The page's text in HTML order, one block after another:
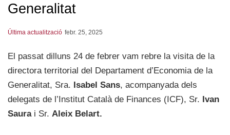
Generalitat
Última actualització febr. 25, 2025
El passat dilluns 24 de febrer vam rebre la visita de la
directora territorial del Departament d’Economia de la
Generalitat, Sra. Isabel Sans, acompanyada dels
delegats de l’Institut Català de Finances (ICF), Sr. Ivan
Saurai Sr. Aleix Belart.